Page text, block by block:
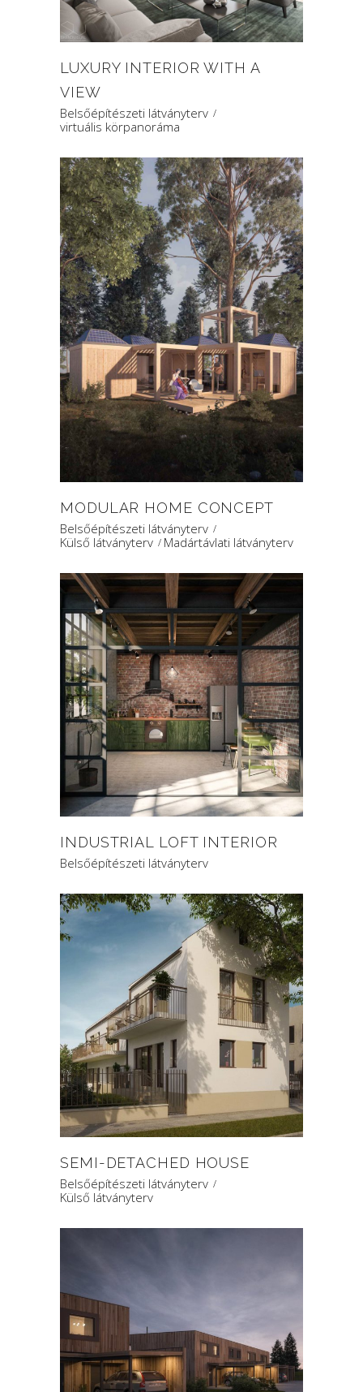
LUXURY INTERIOR WITH A
VIEW
Belsőépítészeti látványterv
virtuális körpanoráma
MODULAR HOME CONCEPT
Belsőépítészeti látványterv
Külső látványterv
Madártávlati látványterv
INDUSTRIAL LOFT INTERIOR
Belsőépítészeti látványterv
SEMI-DETACHED HOUSE
Belsőépítészeti látványterv
Külső látványterv